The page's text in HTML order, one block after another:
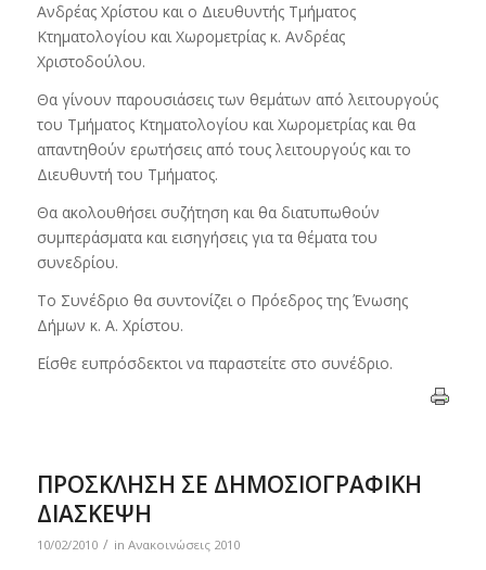
Ανδρέας Χρίστου και ο Διευθυντής Τμήματος
Κτηματολογίου και Χωρομετρίας κ. Ανδρέας
Χριστοδούλου.
Θα γίνουν παρουσιάσεις των θεμάτων από λειτουργούς
του Τμήματος Κτηματολογίου και Χωρομετρίας και θα
απαντηθούν ερωτήσεις από τους λειτουργούς και το
Διευθυντή του Τμήματος.
Θα ακολουθήσει συζήτηση και θα διατυπωθούν
συμπεράσματα και εισηγήσεις για τα θέματα του
συνεδρίου.
Το Συνέδριο θα συντονίζει ο Πρόεδρος της Ένωσης
Δήμων κ. Α. Χρίστου.
Είσθε ευπρόσδεκτοι να παραστείτε στο συνέδριο.
ΠΡΟΣΚΛΗΣΗ ΣΕ ΔΗΜΟΣΙΟΓΡΑΦΙΚΗ
ΔΙΑΣΚΕΨΗ
10/02/2010 / in Ανακοινώσεις 2010